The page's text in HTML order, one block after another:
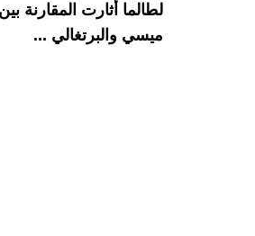
لطالما أثارت المقارنة
ميسي والبرتغالي ...